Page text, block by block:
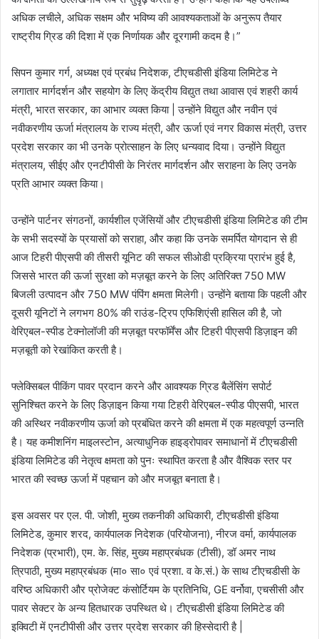
अधिक लचीले, अधिक सक्षम और भविष्य की आवश्यकताओं के अनुरूप तैयार
राष्ट्रीय ग्रिड की दिशा में एक निर्णायक और दूरगामी कदम है।”
सिपन कुमार गर्ग, अध्यक्ष एवं प्रबंध निदेशक, टीएचडीसी इंडिया लिमिटेड ने
लगातार मार्गदर्शन और सहयोग के लिए केंद्रीय विद्युत तथा आवास एवं शहरी कार्य
मंत्री, भारत सरकार, का आभार व्यक्त किया | उन्होंने विद्युत और नवीन एवं
नवीकरणीय ऊर्जा मंत्रालय के राज्य मंत्री, और ऊर्जा एवं नगर विकास मंत्री, उत्तर
प्रदेश सरकार का भी उनके प्रोत्साहन के लिए धन्यवाद दिया। उन्होंने विद्युत
मंत्रालय, सीईए और एनटीपीसी के निरंतर मार्गदर्शन और सराहना के लिए उनके
प्रति आभार व्यक्त किया।
उन्होंने पार्टनर संगठनों, कार्यशील एजेंसियों और टीएचडीसी इंडिया लिमिटेड की टीम
के सभी सदस्यों के प्रयासों को सराहा, और कहा कि उनके समर्पित योगदान से ही
आज टिहरी पीएसपी की तीसरी यूनिट की सफल सीओडी प्रक्रिया प्रारंभ हुई है,
जिससे भारत की ऊर्जा सुरक्षा को मज़बूत करने के लिए अतिरिक्त 750 MW
बिजली उत्पादन और 750 MW पंपिंग क्षमता मिलेगी। उन्होंने बताया कि पहली और
दूसरी यूनिटों ने लगभग 80% की राउंड-ट्रिप एफिशिएंसी हासिल की है, जो
वेरिएबल-स्पीड टेक्नोलॉजी की मज़बूत परफॉर्मेंस और टिहरी पीएसपी डिज़ाइन की
मज़बूती को रेखांकित करती है।
फ्लेक्सिबल पीकिंग पावर प्रदान करने और आवश्यक ग्रिड बैलेंसिंग सपोर्ट
सुनिश्चित करने के लिए डिज़ाइन किया गया टिहरी वेरिएबल-स्पीड पीएसपी, भारत
की अस्थिर नवीकरणीय ऊर्जा को प्रबंधित करने की क्षमता में एक महत्वपूर्ण उन्नति
है। यह कमीशनिंग माइलस्टोन, अत्याधुनिक हाइड्रोपावर समाधानों में टीएचडीसी
इंडिया लिमिटेड की नेतृत्व क्षमता को पुनः स्थापित करता है और वैश्विक स्तर पर
भारत की स्वच्छ ऊर्जा में पहचान को और मजबूत बनाता है।
इस अवसर पर एल. पी. जोशी, मुख्य तकनीकी अधिकारी, टीएचडीसी इंडिया
लिमिटेड, कुमार शरद, कार्यपालक निदेशक (परियोजना), नीरज वर्मा, कार्यपालक
निदेशक (प्रभारी), एम. के. सिंह, मुख्य महाप्रबंधक (टीसी), डॉ अमर नाथ
त्रिपाठी, मुख्य महाप्रबंधक (मा० सा० एवं प्रशा. व के.सं.) के साथ टीएचडीसी के
वरिष्ठ अधिकारी और प्रोजेक्ट कंसोर्टियम के प्रतिनिधि, GE वर्नोवा, एचसीसी और
पावर सेक्टर के अन्य हितधारक उपस्थित थे। टीएचडीसी इंडिया लिमिटेड की
इक्विटी में एनटीपीसी और उत्तर प्रदेश सरकार की हिस्सेदारी है |